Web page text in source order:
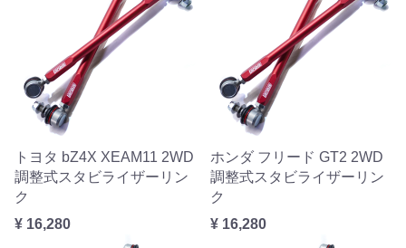
トヨタ bZ4X XEAM11 2WD
調整式スタビライザーリン
ク
¥ 16,280
ホンダ フリード GT2 2WD
調整式スタビライザーリン
ク
¥ 16,280